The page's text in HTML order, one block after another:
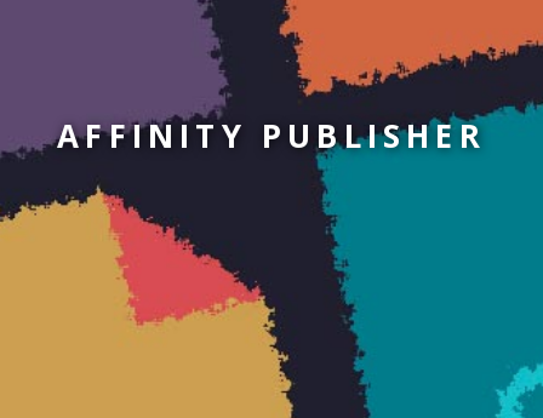
AFFINITY PUBLISHER